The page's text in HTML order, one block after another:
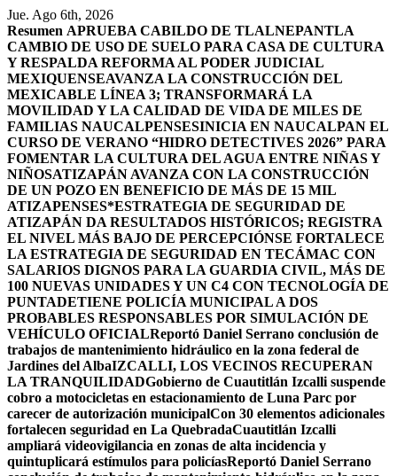
Saltar
al
contenido
Jue. Ago 6th, 2026
Resumen APRUEBA CABILDO DE TLALNEPANTLA
CAMBIO DE USO DE SUELO PARA CASA DE CULTURA
Y RESPALDA REFORMA AL PODER JUDICIAL
MEXIQUENSEAVANZA LA CONSTRUCCIÓN DEL
MEXICABLE LÍNEA 3; TRANSFORMARÁ LA
MOVILIDAD Y LA CALIDAD DE VIDA DE MILES DE
FAMILIAS NAUCALPENSESINICIA EN NAUCALPAN EL
CURSO DE VERANO “HIDRO DETECTIVES 2026” PARA
FOMENTAR LA CULTURA DEL AGUA ENTRE NIÑAS Y
NIÑOSATIZAPÁN AVANZA CON LA CONSTRUCCIÓN
DE UN POZO EN BENEFICIO DE MÁS DE 15 MIL
ATIZAPENSES*ESTRATEGIA DE SEGURIDAD DE
ATIZAPÁN DA RESULTADOS HISTÓRICOS; REGISTRA
EL NIVEL MÁS BAJO DE PERCEPCIÓNSE FORTALECE
LA ESTRATEGIA DE SEGURIDAD EN TECÁMAC CON
SALARIOS DIGNOS PARA LA GUARDIA CIVIL, MÁS DE
100 NUEVAS UNIDADES Y UN C4 CON TECNOLOGÍA DE
PUNTADETIENE POLICÍA MUNICIPAL A DOS
PROBABLES RESPONSABLES POR SIMULACIÓN DE
VEHÍCULO OFICIALReportó Daniel Serrano conclusión de
trabajos de mantenimiento hidráulico en la zona federal de
Jardines del AlbaIZCALLI, LOS VECINOS RECUPERAN
LA TRANQUILIDADGobierno de Cuautitlán Izcalli suspende
cobro a motocicletas en estacionamiento de Luna Parc por
carecer de autorización municipalCon 30 elementos adicionales
fortalecen seguridad en La QuebradaCuautitlán Izcalli
ampliará videovigilancia en zonas de alta incidencia y
quintuplicará estímulos para policíasReportó Daniel Serrano